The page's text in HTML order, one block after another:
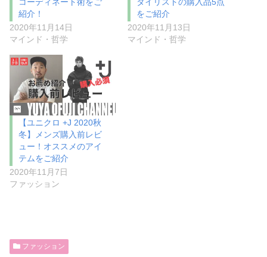
紹介！
2020年11月14日
マインド・哲学
をご紹介
2020年11月13日
マインド・哲学
【ユニクロ +J 2020秋
冬】メンズ購入前レビ
ュー！オススメのアイ
テムをご紹介
2020年11月7日
ファッション
ファッション